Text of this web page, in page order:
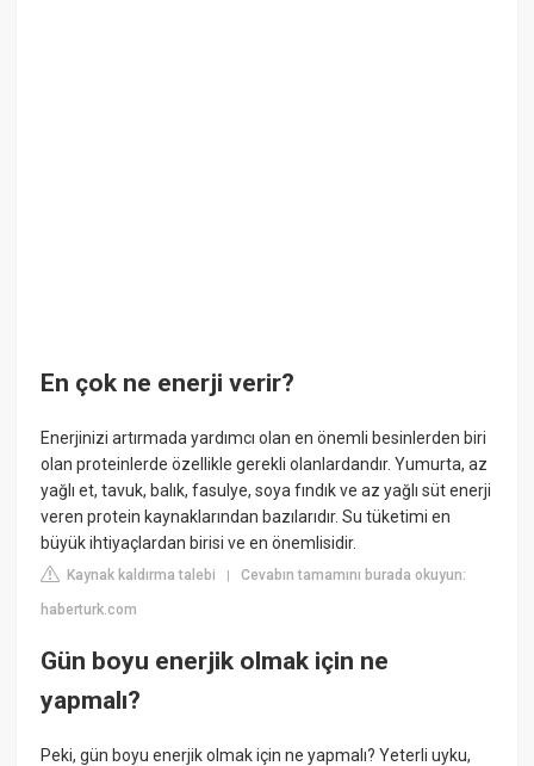
En çok ne enerji verir?
Enerjinizi artırmada yardımcı olan en önemli besinlerden biri
olan proteinlerde özellikle gerekli olanlardandır. Yumurta, az
yağlı et, tavuk, balık, fasulye, soya fındık ve az yağlı süt enerji
veren protein kaynaklarından bazılarıdır. Su tüketimi en
büyük ihtiyaçlardan birisi ve en önemlisidir.
Kaynak kaldırma talebi |Cevabın tamamını burada okuyun:
haberturk.com
Gün boyu enerjik olmak için ne
yapmalı?
Peki, gün boyu enerjik olmak için ne yapmalı? Yeterli uyku,